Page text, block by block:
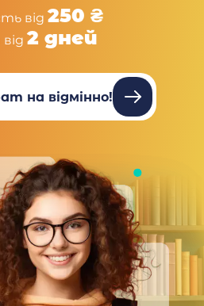
від 250 ₴
2 дней
на відмінно!